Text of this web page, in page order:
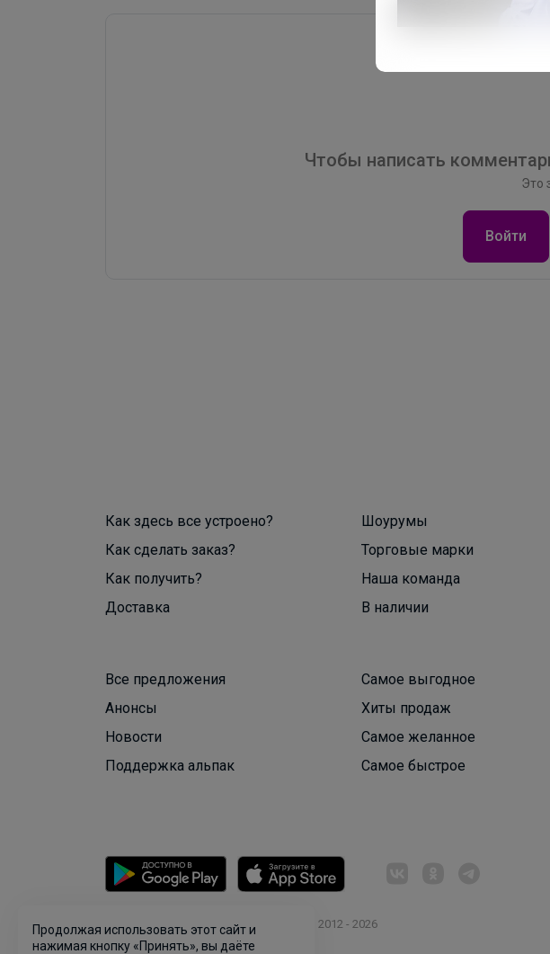
Чтобы написать
Это
Войти
Как здесь все устроено?
Как сделать заказ?
Как получить?
Доставка
Шоурумы
Торговые марки
Наша команда
В наличии
Все предложения
Анонсы
Новости
Поддержка альпак
Самое выгодное
Хиты продаж
Самое желанное
Самое быстрое
© ООО "Лявита", ОГРН 1122468054070, 2012 - 2026
Политика конфиденциальности
Леныра
бренда
Продолжая использовать этот сайт и
нажимая кнопку «Принять», вы даёте